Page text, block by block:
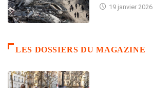
19 janvier 2026
LES DOSSIERS DU MAGAZINE